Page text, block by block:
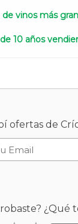
de vinos más
10 años
ofertas de
¿Qué